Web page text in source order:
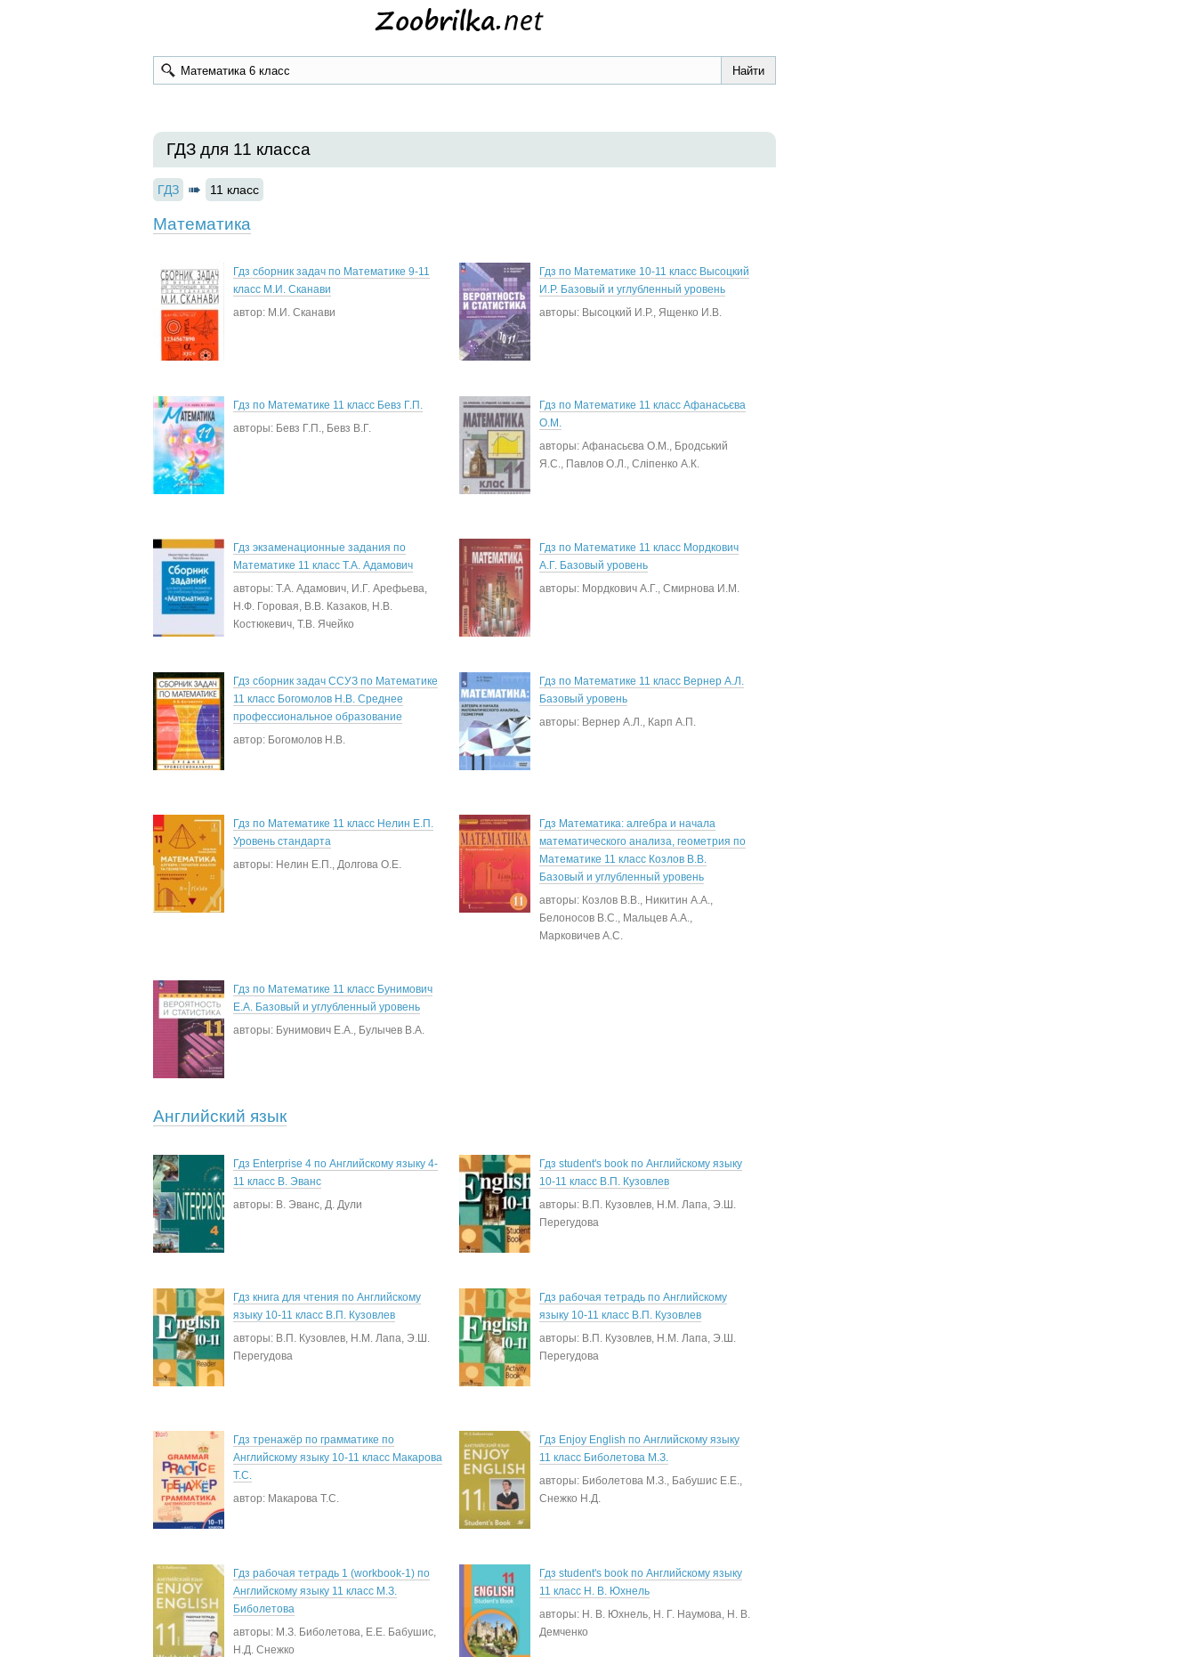
ГДЗ для 11 класса
ГДЗ 11 класс
Математика
Гдз сборник задач по Математике 9-11
класс М.И. Сканави
автор: М.И. Сканави
Гдз по Математике 10-11 класс Высоцкий
И.Р. Базовый и углубленный уровень
авторы: Высоцкий И.Р., Ященко И.В.
Гдз по Математике 11 класс Бевз Г.П.
авторы: Бевз Г.П., Бевз В.Г.
Гдз по Математике 11 класс Афанасьєва
О.М.
авторы: Афанасьєва О.М., Бродський
Я.С., Павлов О.Л., Сліпенко А.К.
Гдз экзаменационные задания по
Математике 11 класс Т.А. Адамович
авторы: Т.А. Адамович, И.Г. Арефьева,
Н.Ф. Горовая, В.В. Казаков, Н.В.
Костюкевич, Т.В. Ячейко
Гдз по Математике 11 класс Мордкович
А.Г. Базовый уровень
авторы: Мордкович А.Г., Смирнова И.М.
Гдз сборник задач ССУЗ по Математике
11 класс Богомолов Н.В. Среднее
профессиональное образование
автор: Богомолов Н.В.
Гдз по Математике 11 класс Вернер А.Л.
Базовый уровень
авторы: Вернер А.Л., Карп А.П.
Гдз по Математике 11 класс Нелин Е.П.
Уровень стандарта
авторы: Нелин Е.П., Долгова О.Е.
Гдз Математика: алгебра и начала
математического анализа, геометрия по
Математике 11 класс Козлов В.В.
Базовый и углубленный уровень
авторы: Козлов В.В., Никитин А.А.,
Белоносов В.С., Мальцев А.А.,
Марковичев А.С.
Гдз по Математике 11 класс Бунимович
Е.А. Базовый и углубленный уровень
авторы: Бунимович Е.А., Булычев В.А.
Английский язык
Гдз Enterprise 4 по Английскому языку 4-
11 класс В. Эванс
авторы: В. Эванс, Д. Дули
Гдз student's book по Английскому языку
10-11 класс В.П. Кузовлев
авторы: В.П. Кузовлев, Н.М. Лапа, Э.Ш.
Перегудова
Гдз книга для чтения по Английскому
языку 10-11 класс В.П. Кузовлев
авторы: В.П. Кузовлев, Н.М. Лапа, Э.Ш.
Перегудова
Гдз рабочая тетрадь по Английскому
языку 10-11 класс В.П. Кузовлев
авторы: В.П. Кузовлев, Н.М. Лапа, Э.Ш.
Перегудова
Гдз тренажёр по грамматике по
Английскому языку 10-11 класс Макарова
Т.С.
автор: Макарова Т.С.
Гдз Enjoy English по Английскому языку
11 класс Биболетова М.З.
авторы: Биболетова М.З., Бабушис Е.Е.,
Снежко Н.Д.
Гдз рабочая тетрадь 1 (workbook-1) по
Английскому языку 11 класс М.З.
Биболетова
авторы: М.З. Биболетова, Е.Е. Бабушис,
Н.Д. Снежко
Гдз student's book по Английскому языку
11 класс Н. В. Юхнель
авторы: Н. В. Юхнель, Н. Г. Наумова, Н. В.
Демченко